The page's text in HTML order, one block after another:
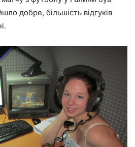
добре, більшість відгуків